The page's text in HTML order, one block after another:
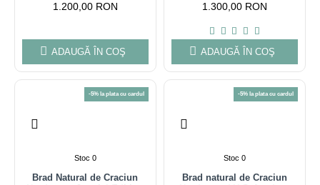
1.200,00 RON
ADAUGĂ ÎN COŞ
1.300,00 RON
ADAUGĂ ÎN COŞ
-5% la plata cu cardul
Stoc 0
Brad Natural de Craciun
-5% la plata cu cardul
Stoc 0
Brad natural de Craciun